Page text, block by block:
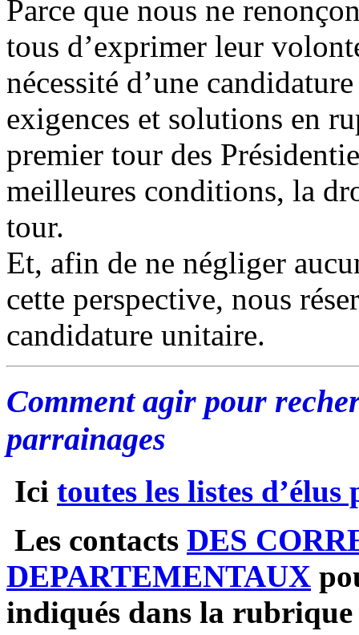
Parce que nous ne
tous d’exprimer leur
nécessité d’une
exigences et solutions en
premier tour des
meilleures conditions, la
tour.
Et, afin de ne négliger
cette perspective, nous
candidature unitaire.
Comment agir pour
parrainages
Ici toutes les listes
Les contacts DES
DEPARTEMENTAUX
indiqués dans la